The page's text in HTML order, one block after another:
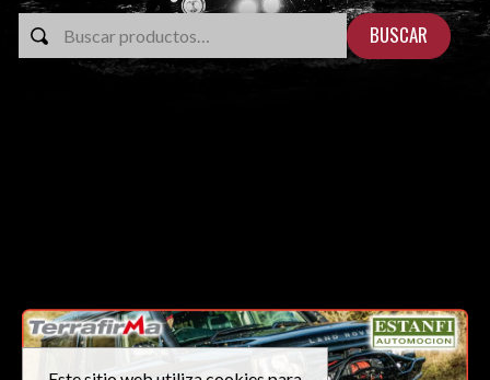
BUSCAR